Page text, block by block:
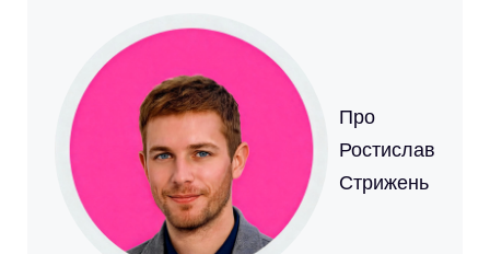
Про
Ростислав
Стрижень